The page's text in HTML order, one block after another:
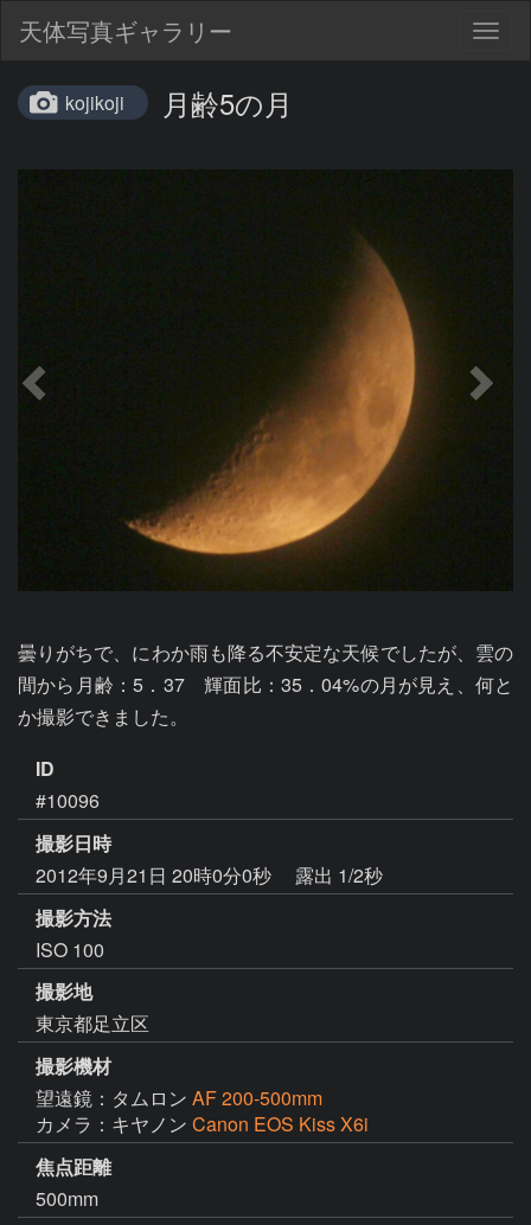
天体写真ギャラリー
kojikoji 月齢5の月
曇りがちで、にわか雨も降る不安定な天候でしたが、雲の
間から月齢：5．37　輝面比：35．04%の月が見え、何と
か撮影できました。
ID
#10096
撮影日時
2012年9月21日 20時0分0秒
露出 1/2秒
撮影方法
ISO 100
撮影地
東京都足立区
撮影機材
望遠鏡：タムロン AF 200-500mm
カメラ：キヤノン Canon EOS Kiss X6i
焦点距離
500mm